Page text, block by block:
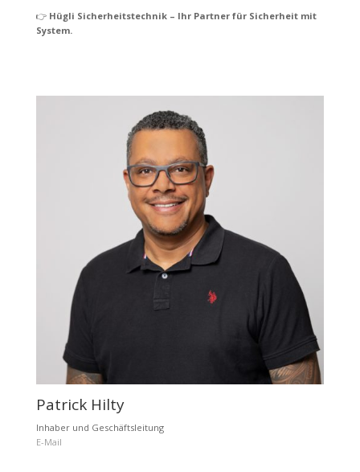
👉 Hügli Sicherheitstechnik – Ihr Partner für Sicherheit mit
System.
Patrick Hilty
Inhaber und Geschäftsleitung
E-Mail